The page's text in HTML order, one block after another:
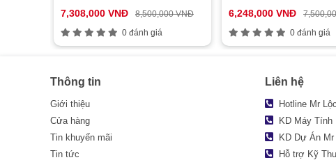
7,308,000 VNĐ
8,500,000 VNĐ
0 đánh giá
6,248,000 VNĐ
0 đánh giá
Thông tin
Giới thiệu
Cửa hàng
Tin khuyến mãi
Tin tức
Liên hệ
Hotline Mr
KD Máy Tính
KD Dự Án Mr
Hỗ trợ Kỹ